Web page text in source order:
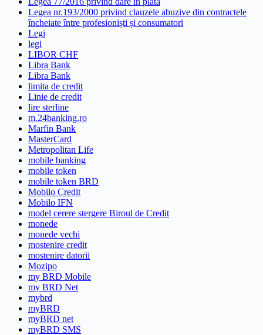
Legea nr.193/2000 privind clauzele abuzive din contractele
încheiate între profesioniști și consumatori
Legi
legi
LIBOR CHF
Libra Bank
Libra Bank
limita de credit
Linie de credit
lire sterline
m.24banking.ro
Marfin Bank
MasterCard
Metropolitan Life
mobile banking
mobile token
mobile token BRD
Mobilo Credit
Mobilo IFN
model cerere stergere Biroul de Credit
monede
monede vechi
mostenire credit
mostenire datorii
Mozipo
my BRD Mobile
my BRD Net
mybrd
myBRD
myBRD net
myBRD SMS